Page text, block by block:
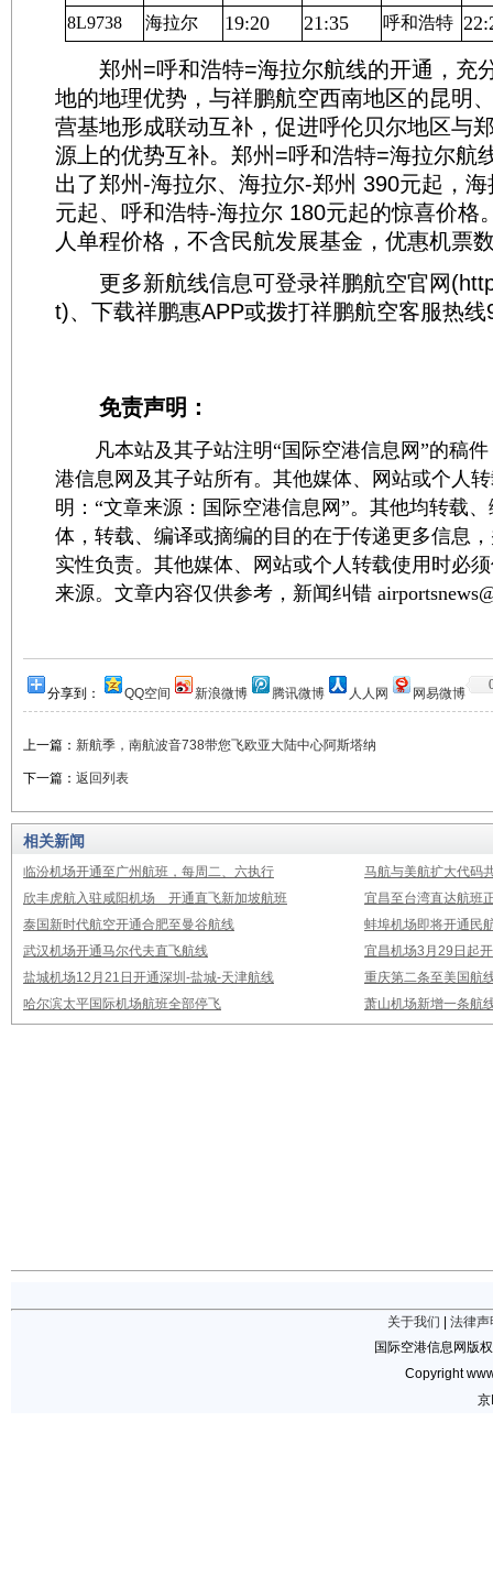
8L9738 海拉尔 19:20 21:35 呼和浩特
郑州=呼和浩特=海拉尔航线的开通，充
地的地理优势，与祥鹏航空西南地区的昆明
营基地形成联动互补，促进呼伦贝尔地区与
源上的优势互补。郑州=呼和浩特=海拉尔航
出了郑州-海拉尔、海拉尔-郑州 390元起，
元起、呼和浩特-海拉尔 180元起的惊喜价格
人单程价格，不含民航发展基金，优惠机票
更多新航线信息可登录祥鹏航空官网
t)、下载祥鹏惠APP或拨打祥鹏航空客服热线
免责声明：
凡本站及其子站注明“国际空港信息网”的稿件
港信息网及其子站所有。其他媒体、网站或个人
明：“文章来源：国际空港信息网”。其他均转载
体，转载、编译或摘编的目的在于传递更多信息
实性负责。其他媒体、网站或个人转载使用时必
来源。文章内容仅供参考，新闻纠错
分享到： QQ空间 新浪微博 腾讯微博 人人网 网易微博
上一篇： 新航季，南航波音738带您飞欧亚大陆中心阿斯塔纳
下一篇： 返回列表
相关新闻
临汾机场开通至广州航班，每周二、六执行
马航与美航扩大代码
欣丰虎航入驻咸阳机场 开通直飞新加坡航班
宜昌至台湾直达航班
泰国新时代航空开通合肥至曼谷航线
蚌埠机场即将开通民
武汉机场开通马尔代夫直飞航线
宜昌机场3月29日起
盐城机场12月21日开通深圳-盐城-天津航线
重庆第二条至美国航
哈尔滨太平国际机场航班全部停飞
萧山机场新增一条航
关于我们
法律声
国际空港信息网版
Copyright